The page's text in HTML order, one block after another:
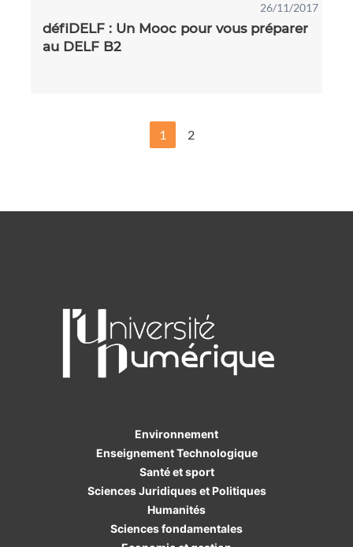
26/11/2017
défiDELF : Un Mooc pour vous préparer
au DELF B2
1 2
Environnement
Enseignement Technologique
Santé et sport
Sciences Juridiques et Politiques
Humanités
Sciences fondamentales